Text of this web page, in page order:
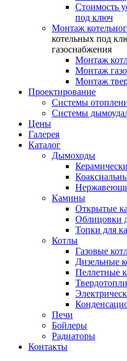
Стоимость
под ключ
Монтаж
котельных под
газоснабжения
Монтаж
Монтаж
Монтаж
Проектирование
Системы
Системы
Цены
Галерея
Каталог
Дымоходы
Камины
Открытые
Облицовки
Топки для
Котлы
Газовые
Дизельные
Пеллетные
Печи
Бойлеры
Радиаторы
Контакты